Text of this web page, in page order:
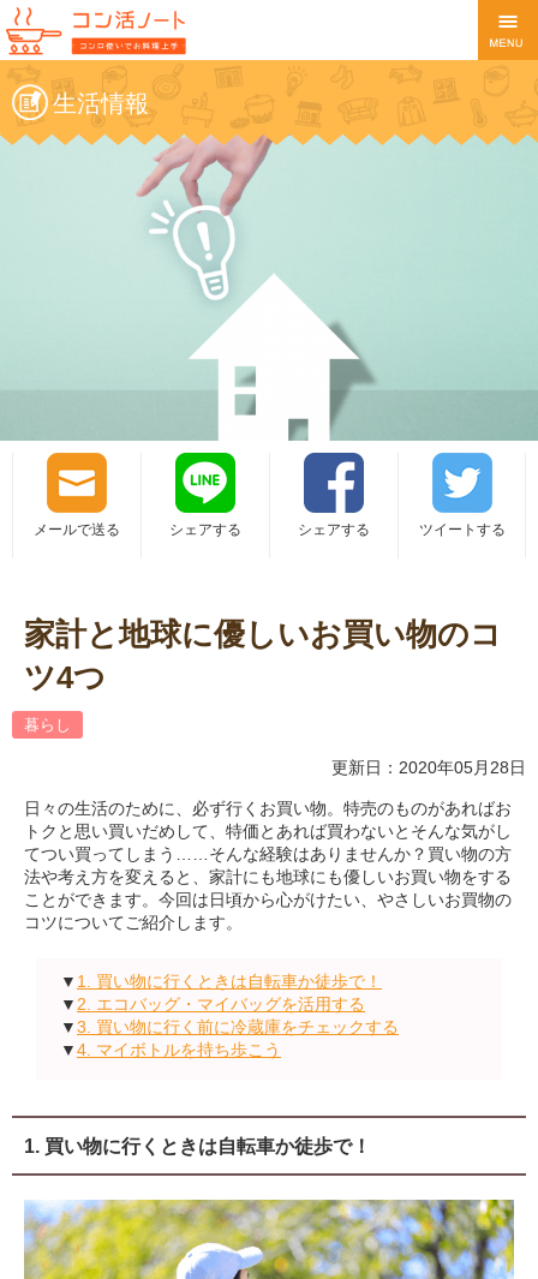
生活情報
メールで送る シェアする シェアする ツイートする
家計と地球に優しいお買い物のコ
ツ4つ
暮らし
更新日：2020年05月28日
日々の生活のために、必ず行くお買い物。特売のものがあればお
トクと思い買いだめして、特価とあれば買わないとそんな気がし
てつい買ってしまう……そんな経験はありませんか？買い物の方
法や考え方を変えると、家計にも地球にも優しいお買い物をする
ことができます。今回は日頃から心がけたい、やさしいお買物の
コツについてご紹介します。
▼ 1. 買い物に行くときは自転車か徒歩で！
▼2. エコバッグ・マイバッグを活用する
▼3. 買い物に行く前に冷蔵庫をチェックする
▼4. マイボトルを持ち歩こう
1. 買い物に行くときは自転車か徒歩で！